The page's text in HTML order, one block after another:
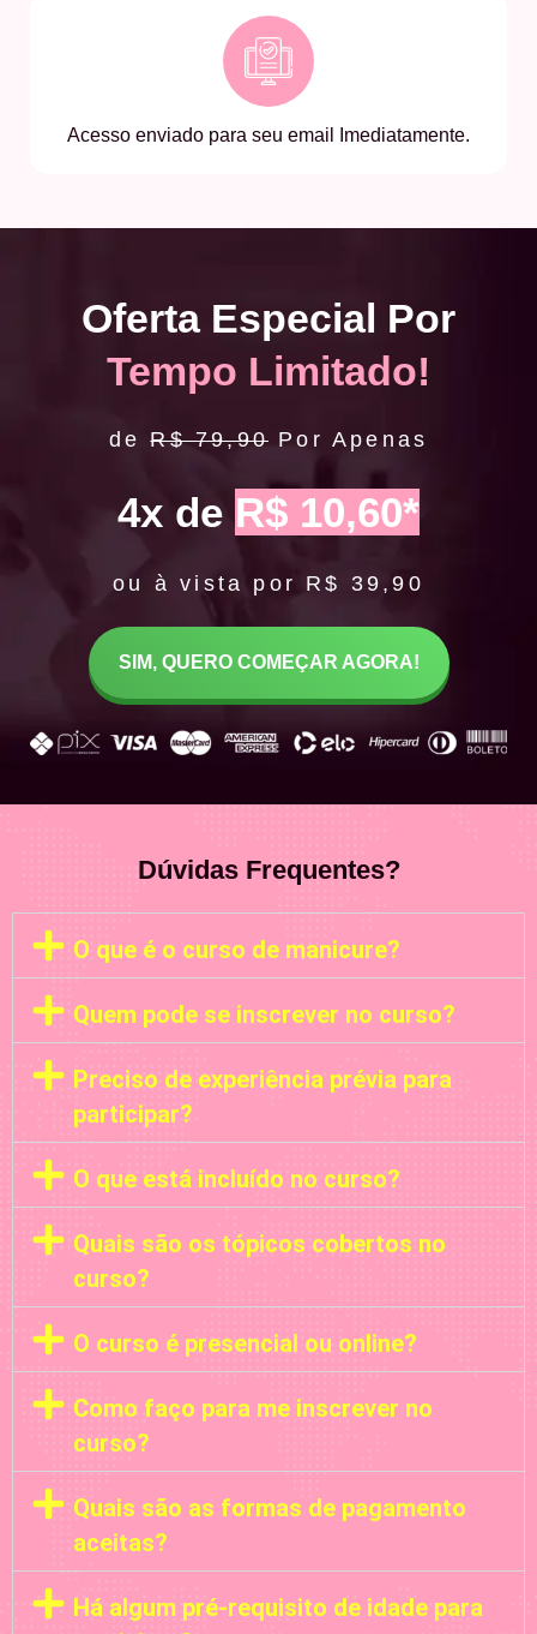
Acesso enviado para seu email Imediatamente.
Oferta Especial Por
Tempo Limitado!
deR$ 79,90 Por Apenas
4x de R$ 10,60*
ou à vista por R$ 39,90
SIM, QUERO COMEÇAR AGORA!
Dúvidas Frequentes?
O que é o curso de manicure?
Quem pode se inscrever no curso?
Preciso de experiência prévia para
participar?
O que está incluído no curso?
Quais são os tópicos cobertos no
curso?
O curso é presencial ou online?
Como faço para me inscrever no
curso?
Quais são as formas de pagamento
aceitas?
Há algum pré-requisito de idade para